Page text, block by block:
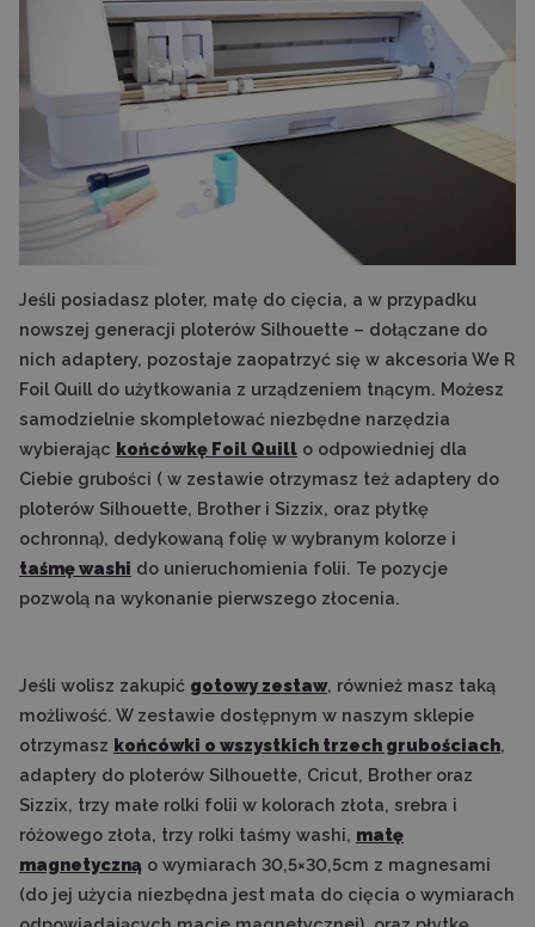
Jeśli posiadasz ploter, matę do cięcia, a w przypadku
nowszej generacji ploterów Silhouette – dołączane do
nich adaptery, pozostaje zaopatrzyć się w akcesoria We R
Foil Quill do użytkowania z urządzeniem tnącym. Możesz
samodzielnie skompletować niezbędne narzędzia
wybierając końcówkę Foil Quill o odpowiedniej dla
Ciebie grubości ( w zestawie otrzymasz też adaptery do
ploterów Silhouette, Brother i Sizzix, oraz płytkę
ochronną), dedykowaną folię w wybranym kolorze i
taśmę washi do unieruchomienia folii. Te pozycje
pozwolą na wykonanie pierwszego złocenia.
Jeśli wolisz zakupić gotowy zestaw, również masz taką
możliwość. W zestawie dostępnym w naszym sklepie
otrzymasz końcówki o wszystkich trzech grubościach,
adaptery do ploterów Silhouette, Cricut, Brother oraz
Sizzix, trzy małe rolki folii w kolorach złota, srebra i
różowego złota, trzy rolki taśmy washi, matę
magnetyczną o wymiarach 30,5×30,5cm z magnesami
(do jej użycia niezbędna jest mata do cięcia o wymiarach